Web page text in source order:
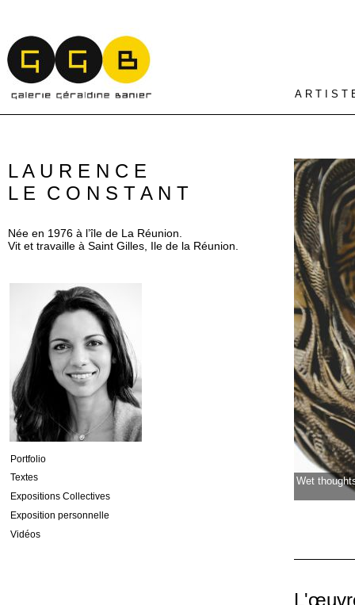
A R T I S T
Portfolio
Textes
Expositions Collectives
Exposition personnelle
Vidéos
L A U R E N C E
L E C O N S T A N T
Née en 1976 à l’île de La Réunion.
Vit et travaille à Saint Gilles, Ile de la Réunion.